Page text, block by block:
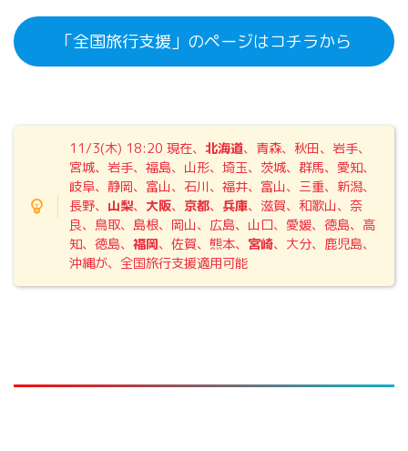
「全国旅行支援」のページはコチラから
11/3(木) 18:20現在、北海道、青森、秋田、岩手、
宮城、岩手、福島、山形、埼玉、茨城、群馬、愛知、
岐阜、静岡、富山、石川、福井、富山、三重、新潟、
長野、 山梨、 大阪、 京都、 兵庫、滋賀、和歌山、奈
良、鳥取、島根、岡山、広島、山口、愛媛、徳島、高
知、徳島、福岡、佐賀、熊本、 宮崎、大分、鹿児島、
沖縄が、全国旅行支援適用可能